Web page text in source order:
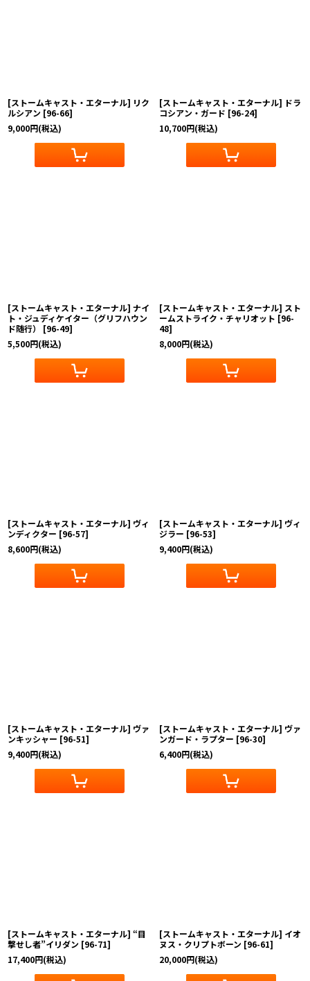
[ストームキャスト・エターナル] リク
ルシアン [96-66]
9,000円(税込)
[ストームキャスト・エターナル] ドラ
コシアン・ガード [96-24]
10,700円(税込)
[ストームキャスト・エターナル] ナイ
ト・ジュディケイター（グリフハウン
ド随行）
[96-49]
5,500円(税込)
[ストームキャスト・エターナル] スト
ームストライク・チャリオット [96-
48]
8,000円(税込)
[ストームキャスト・エターナル] ヴィ
ンディクター [96-57]
8,600円(税込)
[ストームキャスト・エターナル] ヴィ
ジラー [96-53]
9,400円(税込)
[ストームキャスト・エターナル] ヴァ
ンキッシャー [96-51]
9,400円(税込)
[ストームキャスト・エターナル] ヴァ
ンガード・ラプター [96-30]
6,400円(税込)
[ストームキャスト・エターナル] “目
撃せし者”イリダン [96-71]
17,400円(税込)
[ストームキャスト・エターナル] イオ
ヌス・クリプトボーン [96-61]
20,000円(税込)